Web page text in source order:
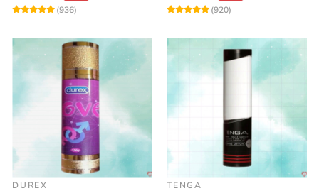
(936)
(920)
DUREX TENGA